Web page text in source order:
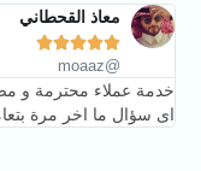
معاذ القحطاني





@moaaz
خدمة عملاء محترمة و
اى سؤال ما اخر مرة